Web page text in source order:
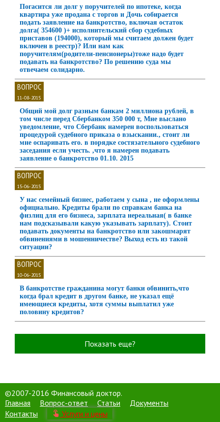
Погасится ли долг у поручителей по ипотеке, когда
квартира уже продана с торгов и Дочь собирается
подать заявление на банкротство, включая остаток
долга( 354600 )+ исполнительский сбор судебных
приставов (194000), который мы считаем должен будет
включен в реестр)? Или нам как
поручителям(родители-пенсионеры)тоже надо будет
подавать на банкротство? По решению суда мы
отвечаем солидарно.
ВОПРОС
11-08-2015
Общий мой долг разным банкам 2 миллиона рублей, в
том числе перед Сбербанком 350 000 т, Мне выслано
уведомление, что Сбербанк намерен воспользоваться
процедурой судебного приказа о взыскании., стоит ли
мне оспаривать его. в порядке состязательного судебного
заседания если учесть. ,что я намерен подавать
заявление о банкротство 01.10. 2015
ВОПРОС
15-06-2015
У нас семейный бизнес, работаем у сына , не оформлены
официально. Кредиты брали по справкам банка на
физлиц для его бизнеса, зарплата нереальная( в банке
нам подсказывали какую указывать зарплату). Стоит
подавать документы на банкротство или закошмарят
обвинениями в мошенничестве? Выход есть из такой
ситуации?
ВОПРОС
10-06-2015
В банкротстве гражданина могут банки обвинить,что
когда брал кредит в другом банке, не указал ещё
имеющиеся кредиты, хотя суммы выплатил уже
половину кредитов?
Показать еще?
©2007-2016 Финансовый доктор.
Главная
Вопрос-ответ Статьи
Документы
Контакты
Услуги и цены